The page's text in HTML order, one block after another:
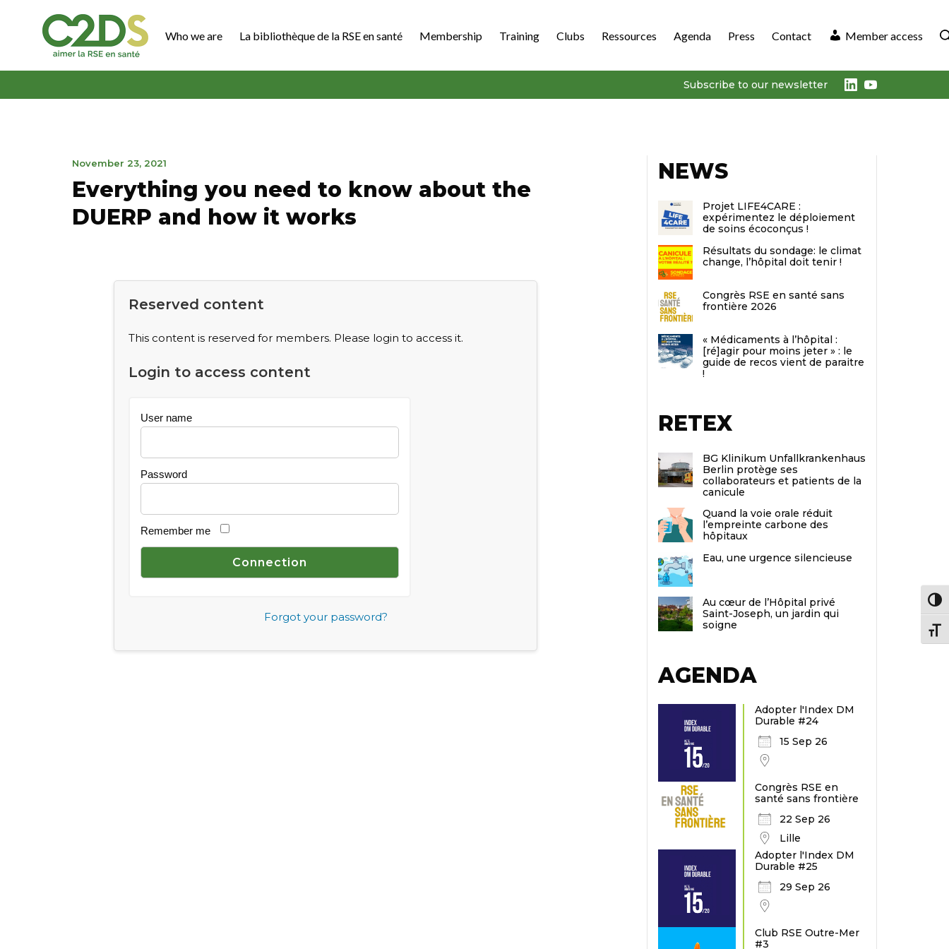
Who we are La bibliothèque de la RSE en santé Membership Training Clubs Ressources Agenda Press Contact Member access
Subscribe to our newsletter LinkedIn
Youtube
November 23, 2021
31,
2023
Everything you need to know about the
DUERP and how it works
Reserved content
This content is reserved for members. Please login to access it.
Login to access content
User name
Password
Remember me
Forgot your password?
NEWS
Projet LIFE4CARE :
expérimentez le déploiement
de soins écoconçus !
Résultats du sondage: le climat
change, l’hôpital doit tenir !
Congrès RSE en santé sans
frontière 2026
« Médicaments à l’hôpital :
[ré]agir pour moins jeter » : le
guide de recos vient de paraitre
!
RETEX
BG Klinikum Unfallkrankenhaus
Berlin protège ses
collaborateurs et patients de la
canicule
Quand la voie orale réduit
l’empreinte carbone des
hôpitaux
Eau, une urgence silencieuse
Au cœur de l’Hôpital privé
Saint-Joseph, un jardin qui
soigne
AGENDA
Adopter l'Index DM
Durable #24
15 Sep 26
Congrès RSE en
santé sans frontière
22 Sep 26
Lille
Adopter l'Index DM
Durable #25
29 Sep 26
Club RSE Outre-Mer
#3